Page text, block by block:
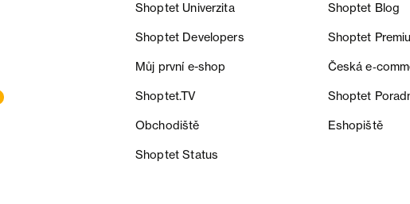
Shoptet Univerzita Shoptet Blog
Shoptet Developers Shoptet
Můj první e-shop Česká
Shoptet.TV Shoptet
Obchodiště Eshopiště
Shoptet Status